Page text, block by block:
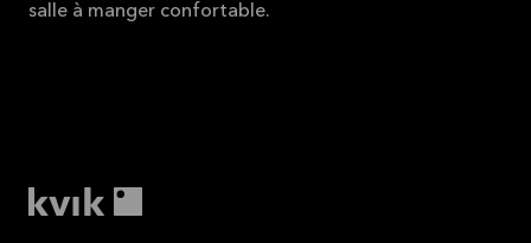
salle à manger confortable.